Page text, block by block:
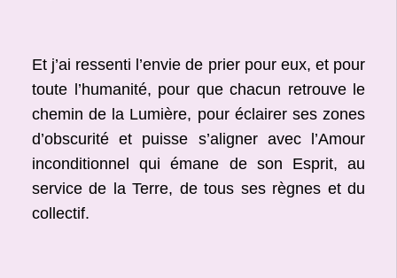
Et j’ai ressenti l’envie de prier pour eux, et pour
toute l’humanité, pour que chacun retrouve le
chemin de la Lumière, pour éclairer ses zones
d’obscurité et puisse s’aligner avec l’Amour
inconditionnel qui émane de son Esprit, au
service de la Terre, de tous ses règnes et du
collectif.